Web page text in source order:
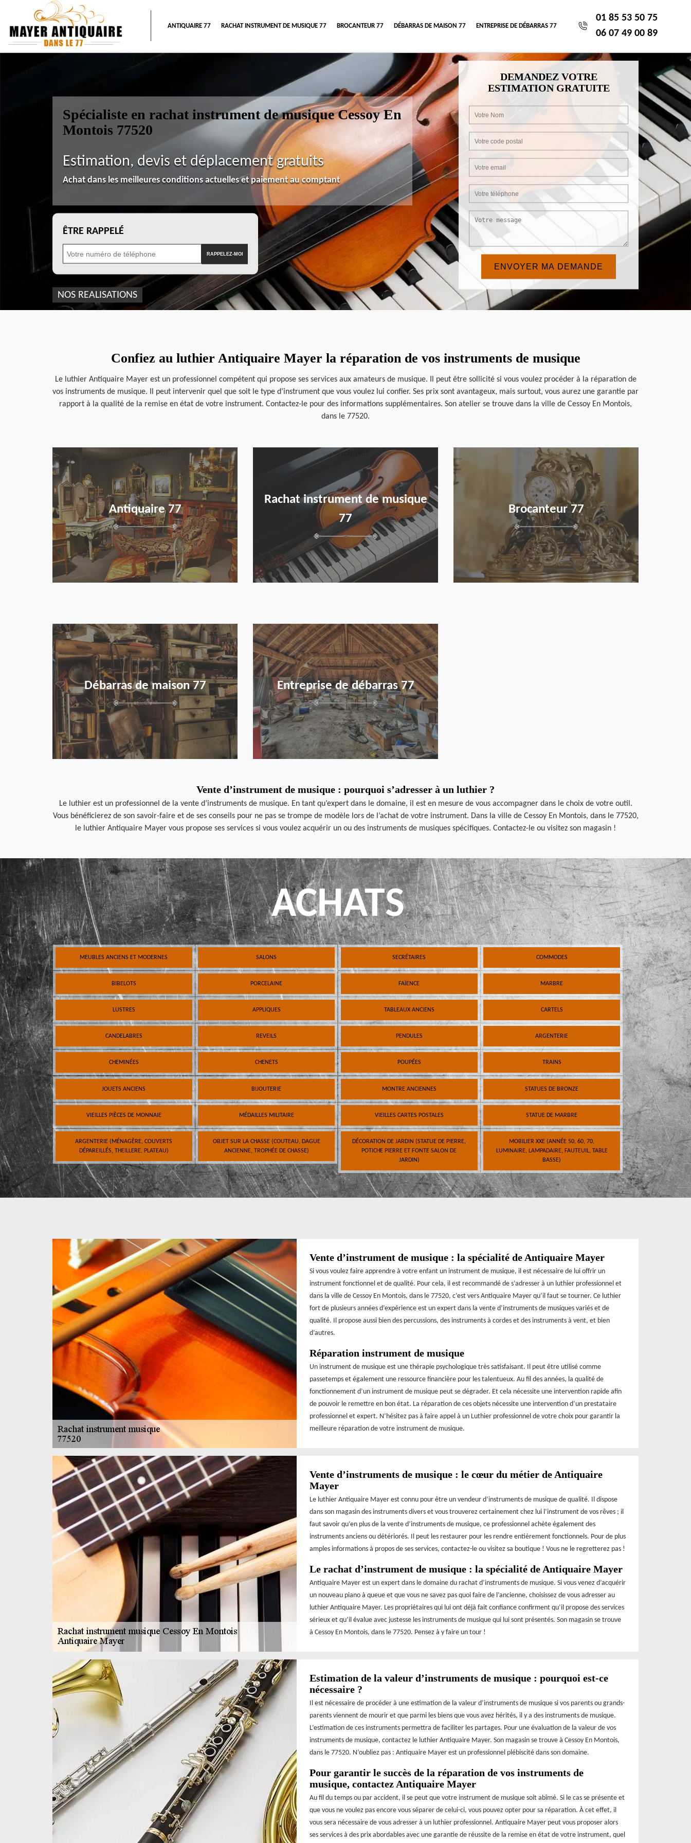
ANTIQUAIRE 77 RACHAT INSTRUMENT DE MUSIQUE 77 BROCANTEUR 77 DÉBARRAS DE MAISON 77 ENTREPRISE DE DÉBARRAS 77
01 85 53 50 75
06 07 49 00 89
Spécialiste en rachat instrument de musique Cessoy En
Montois 77520
Estimation, devis et déplacement gratuits
Achat dans les meilleures conditions actuelles et paiement au comptant
ÊTRE RAPPELÉ
NOS REALISATIONS
DEMANDEZ VOTRE
ESTIMATION GRATUITE
Confiez au luthier Antiquaire Mayer la réparation de vos instruments de musique
Le luthier Antiquaire Mayer est un professionnel compétent qui propose ses services aux amateurs de musique. Il peut être sollicité si vous voulez procéder à la réparation de
vos instruments de musique. Il peut intervenir quel que soit le type d’instrument que vous voulez lui confier. Ses prix sont avantageux, mais surtout, vous aurez une garantie par
rapport à la qualité de la remise en état de votre instrument. Contactez-le pour des informations supplémentaires. Son atelier se trouve dans la ville de Cessoy En Montois,
dans le 77520.
Antiquaire 77
Rachat instrument de musique
77
en savoir plus
Brocanteur 77
en savoir plus
Débarras de maison 77
en savoir plus
Entreprise de débarras 77
en savoir plus
Vente d’instrument de musique : pourquoi s’adresser à un luthier ?
Le luthier est un professionnel de la vente d’instruments de musique. En tant qu’expert dans le domaine, il est en mesure de vous accompagner dans le choix de votre outil.
Vous bénéficierez de son savoir-faire et de ses conseils pour ne pas se trompe de modèle lors de l’achat de votre instrument. Dans la ville de Cessoy En Montois, dans le 77520,
le luthier Antiquaire Mayer vous propose ses services si vous voulez acquérir un ou des instruments de musiques spécifiques. Contactez-le ou visitez son magasin !
ACHATS
MEUBLES ANCIENS ET MODERNES SALONS SECRÉTAIRES COMMODES
BIBELOTS PORCELAINE FAÏENCE MARBRE
LUSTRES APPLIQUES TABLEAUX ANCIENS CARTELS
CANDELABRES REVEILS PENDULES ARGENTERIE
CHEMINÉES CHENETS POUPÉES TRAINS
JOUETS ANCIENS BIJOUTERIE MONTRE ANCIENNES STATUES DE BRONZE
VIEILLES PIÈCES DE MONNAIE MÉDAILLES MILITAIRE VIEILLES CARTES POSTALES STATUE DE MARBRE
ARGENTERIE (MÉNAGÈRE, COUVERTS
DÉPAREILLÉS, THEILLERE, PLATEAU)
OBJET SUR LA CHASSE (COUTEAU, DAGUE
ANCIENNE, TROPHÉE DE CHASSE)
DÉCORATION DE JARDIN (STATUE DE PIERRE,
POTICHE PIERRE ET FONTE SALON DE
JARDIN)
MOBILIER XXE (ANNÉE 50, 60, 70,
LUMINAIRE, LAMPADAIRE, FAUTEUIL, TABLE
BASSE)
Vente d’instrument de musique : la spécialité de Antiquaire Mayer
Si vous voulez faire apprendre à votre enfant un instrument de musique, il est nécessaire de lui offrir un
instrument fonctionnel et de qualité. Pour cela, il est recommandé de s’adresser à un luthier professionnel et
dans la ville de Cessoy En Montois, dans le 77520, c’est vers Antiquaire Mayer qu’il faut se tourner. Ce luthier
fort de plusieurs années d’expérience est un expert dans la vente d’instruments de musiques variés et de
qualité. Il propose aussi bien des percussions, des instruments à cordes et des instruments à vent, et bien
d’autres.
Réparation instrument de musique
Un instrument de musique est une thérapie psychologique très satisfaisant. Il peut être utilisé comme
passetemps et également une ressource financière pour les talentueux. Au fil des années, la qualité de
fonctionnement d’un instrument de musique peut se dégrader. Et cela nécessite une intervention rapide afin
de pouvoir le remettre en bon état. La réparation de ces objets nécessite une intervention d’un prestataire
professionnel et expert. N’hésitez pas à faire appel à un Luthier professionnel de votre choix pour garantir la
meilleure réparation de votre instrument de musique.
Vente d’instruments de musique : le cœur du métier de Antiquaire
Mayer
Le luthier Antiquaire Mayer est connu pour être un vendeur d’instruments de musique de qualité. Il dispose
dans son magasin des instruments divers et vous trouverez certainement chez lui l’instrument de vos rêves ; il
faut savoir qu’en plus de la vente d’instruments de musique, ce professionnel achète également des
instruments anciens ou détériorés. Il peut les restaurer pour les rendre entièrement fonctionnels. Pour de plus
amples informations à propos de ses services, contactez-le ou visitez sa boutique ! Vous ne le regretterez pas !
Le rachat d’instrument de musique : la spécialité de Antiquaire Mayer
Antiquaire Mayer est un expert dans le domaine du rachat d’instruments de musique. Si vous venez d’acquérir
un nouveau piano à queue et que vous ne savez pas quoi faire de l’ancienne, choisissez de vous adresser au
luthier Antiquaire Mayer. Les propriétaires qui lui ont déjà fait confiance confirment qu’il propose des services
sérieux et qu’il évalue avec justesse les instruments de musique qui lui sont présentés. Son magasin se trouve
à Cessoy En Montois, dans le 77520. Pensez à y faire un tour !
Estimation de la valeur d’instruments de musique : pourquoi est-ce
nécessaire ?
Il est nécessaire de procéder à une estimation de la valeur d’instruments de musique si vos parents ou grands-
parents viennent de mourir et que parmi les biens que vous avez hérités, il y a des instruments de musique.
L’estimation de ces instruments permettra de faciliter les partages. Pour une évaluation de la valeur de vos
instruments de musique, contactez le luthier Antiquaire Mayer. Son magasin se trouve à Cessoy En Montois,
dans le 77520. N’oubliez pas : Antiquaire Mayer est un professionnel plébiscité dans son domaine.
Pour garantir le succès de la réparation de vos instruments de
musique, contactez Antiquaire Mayer
Au fil du temps ou par accident, il se peut que votre instrument de musique soit abîmé. Si le cas se présente et
que vous ne voulez pas encore vous séparer de celui-ci, vous pouvez opter pour sa réparation. À cet effet, il
vous sera nécessaire de vous adresser à un luthier professionnel. Antiquaire Mayer peut vous proposer alors
ses services à des prix abordables avec une garantie de réussite de la remise en état de votre instrument, quel